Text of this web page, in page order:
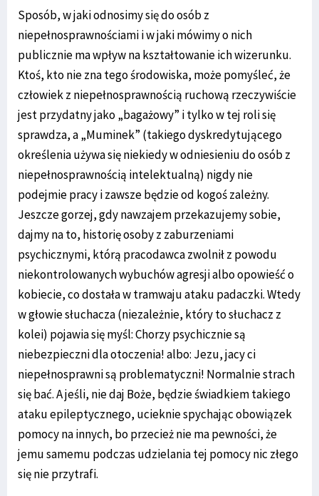
Sposób, w jaki odnosimy się do osób z
niepełnosprawnościami i w jaki mówimy o nich
publicznie ma wpływ na kształtowanie ich wizerunku.
Ktoś, kto nie zna tego środowiska, może pomyśleć, że
człowiek z niepełnosprawnością ruchową rzeczywiście
jest przydatny jako „bagażowy” i tylko w tej roli się
sprawdza, a „Muminek” (takiego dyskredytującego
określenia używa się niekiedy w odniesieniu do osób z
niepełnosprawnością intelektualną) nigdy nie
podejmie pracy i zawsze będzie od kogoś zależny.
Jeszcze gorzej, gdy nawzajem przekazujemy sobie,
dajmy na to, historię osoby z zaburzeniami
psychicznymi, którą pracodawca zwolnił z powodu
niekontrolowanych wybuchów agresji albo opowieść o
kobiecie, co dostała w tramwaju ataku padaczki. Wtedy
w głowie słuchacza (niezależnie, który to słuchacz z
kolei) pojawia się myśl: Chorzy psychicznie są
niebezpieczni dla otoczenia! albo: Jezu, jacy ci
niepełnosprawni są problematyczni! Normalnie strach
się bać. A jeśli, nie daj Boże, będzie świadkiem takiego
ataku epileptycznego, ucieknie spychając obowiązek
pomocy na innych, bo przecież nie ma pewności, że
jemu samemu podczas udzielania tej pomocy nic złego
się nie przytrafi.